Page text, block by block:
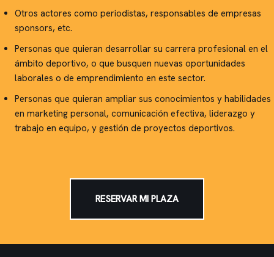
Otros actores como periodistas, responsables de empresas
sponsors, etc.
Personas que quieran desarrollar su carrera profesional en el
ámbito deportivo, o que busquen nuevas oportunidades
laborales o de emprendimiento en este sector.
Personas que quieran ampliar sus conocimientos y habilidades
en marketing personal, comunicación efectiva, liderazgo y
trabajo en equipo, y gestión de proyectos deportivos.
RESERVAR MI PLAZA